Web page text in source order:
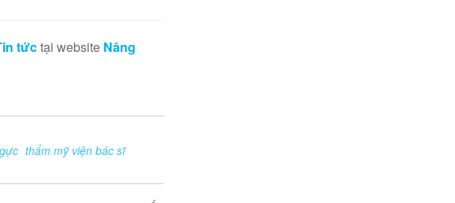
tứctại website Nâng
thẩm mỹ viện bác sĩ